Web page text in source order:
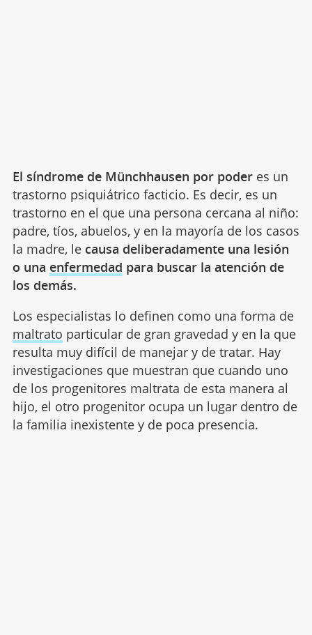
El síndrome de Münchhausen por poderes un
trastorno psiquiátrico facticio. Es decir, es un
trastorno en el que una persona cercana al niño:
padre, tíos, abuelos, y en la mayoría de los casos
la madre, le causa deliberadamente una lesión
o una enfermedad para buscar la atención de
los demás.
Los especialistas lo definen como una forma de
maltrato particular de gran gravedad y en la que
resulta muy difícil de manejar y de tratar. Hay
investigaciones que muestran que cuando uno
de los progenitores maltrata de esta manera al
hijo, el otro progenitor ocupa un lugar dentro de
la familia inexistente y de poca presencia.